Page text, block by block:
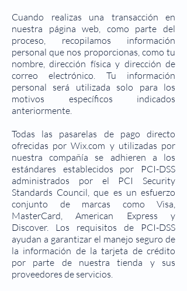
Cuando realizas una transacción en
nuestra página web, como parte del
proceso, recopilamos información
personal que nos proporcionas, como tu
nombre, dirección física y dirección de
correo electrónico. Tu información
personal será utilizada solo para los
motivos específicos indicados
anteriormente.
Todas las pasarelas de pago directo
ofrecidas por Wix.com y utilizadas por
nuestra compañía se adhieren a los
estándares establecidos por PCI-DSS
administrados por el PCI Security
Standards Council, que es un esfuerzo
conjunto de marcas como Visa,
MasterCard, American Express y
Discover. Los requisitos de PCI-DSS
ayudan a garantizar el manejo seguro de
la información de la tarjeta de crédito
por parte de nuestra tienda y sus
proveedores de servicios.